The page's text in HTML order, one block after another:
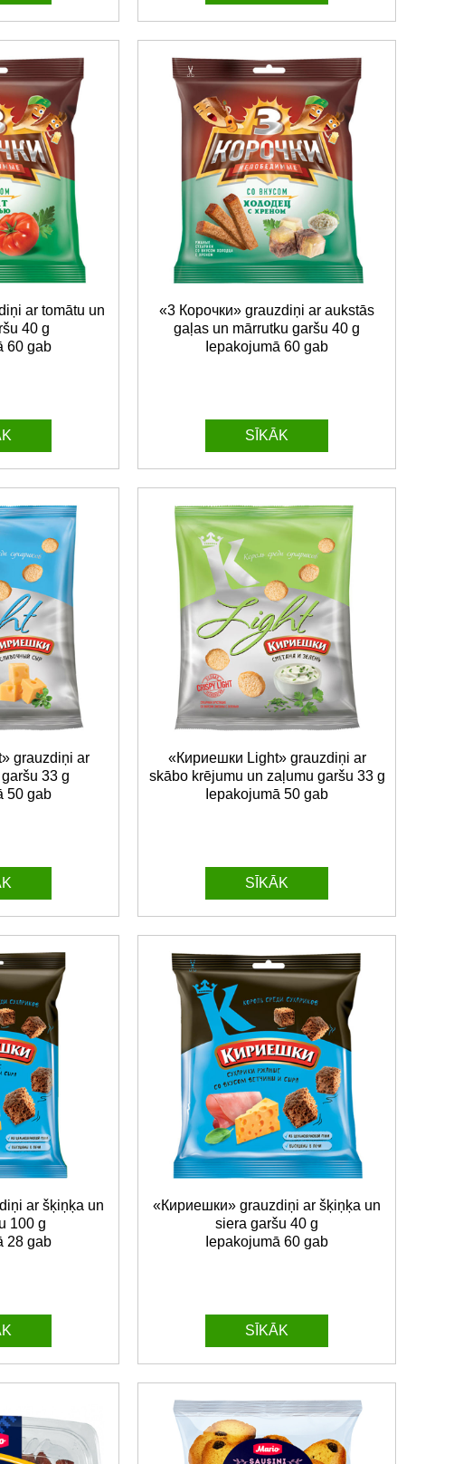
ar tomātu un
40 g
60 gab
«3 Корочки» grauzdiņi ar aukstās
gaļas un mārrutku garšu 40 g
Iepakojumā 60 gab
SĪKĀK
grauzdiņi ar
33 g
50 gab
«Кириешки Light» grauzdiņi ar
skābo krējumu un zaļumu garšu 33 g
Iepakojumā 50 gab
SĪKĀK
ar šķiņķa un
100 g
28 gab
«Кириешки» grauzdiņi ar šķiņķa un
siera garšu 40 g
Iepakojumā 60 gab
SĪKĀK